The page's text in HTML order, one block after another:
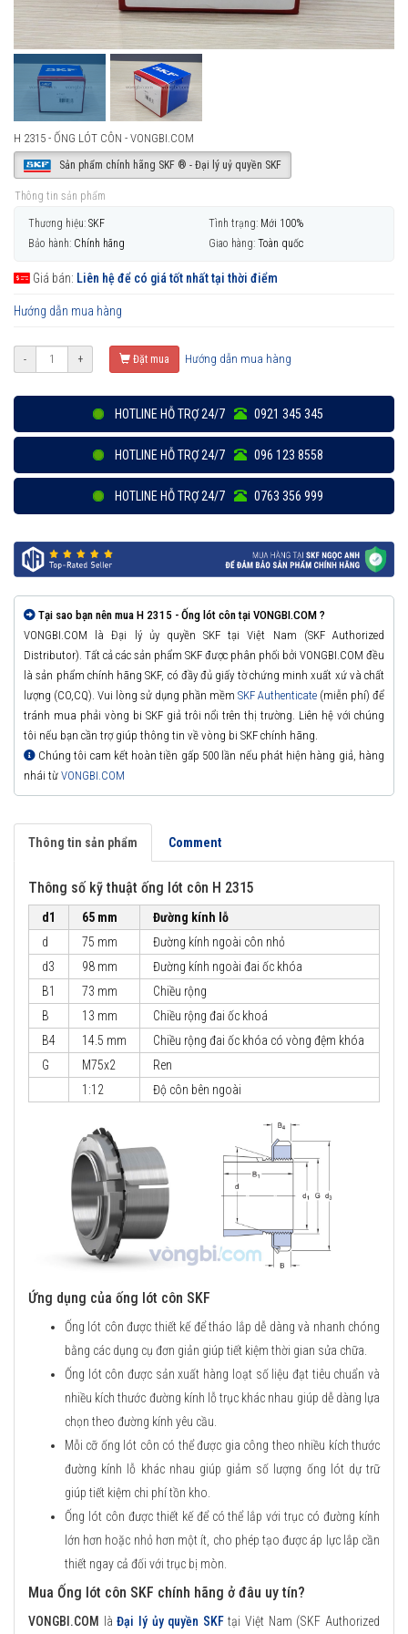
H 2315 - ỐNG LÓT CÔN - VONGBI.COM
Sản phẩm chính hãng SKF ® - Đại lý uỷ quyền SKF
Thông tin sản phẩm
Thương hiệu: SKF Tình trạng: Mới 100%
Bảo hành: Chính hãng Giao hàng: Toàn quốc
Giá bán: Liên hệ để có giá tốt nhất tại thời điểm
Hướng dẫn mua hàng
- + Đặt mua Hướng dẫn mua hàng
HOTLINE HỖ TRỢ 24/7 0921 345 345
HOTLINE HỖ TRỢ 24/7 096 123 8558
HOTLINE HỖ TRỢ 24/7 0763 356 999
Tại sao bạn nên mua H 2315 - Ống lót côn tại VONGBI.COM ?
VONGBI.COM là Đại lý ủy quyền SKF tại Việt Nam (SKF Authorized
Distributor). Tất cả các sản phẩm SKF được phân phối bởi VONGBI.COM đều
là sản phẩm chính hãng SKF, có đầy đủ giấy tờ chứng minh xuất xứ và chất
lượng (CO,CQ). Vui lòng sử dụng phần mềm SKF Authenticate (miễn phí) để
tránh mua phải vòng bi SKF giả trôi nổi trên thị trường. Liên hệ với chúng
tôi nếu bạn cần trợ giúp thông tin về vòng bi SKF chính hãng.
Chúng tôi cam kết hoàn tiền gấp 500 lần nếu phát hiện hàng giả, hàng
nhái từ VONGBI.COM
Thông tin sản phẩm Comment
Thông số kỹ thuật ống lót côn H 2315
d1 65 mm
Đường kính lỗ
d
75 mm
Đường kính ngoài côn nhỏ
d3
98 mm
Đường kính ngoài đai ốc khóa
B1
73 mm
Chiều rộng
B
13 mm
Chiều rộng đai ốc khoá
B4
14.5 mm
Chiều rộng đai ốc khóa có vòng đệm khóa
G
M75x2
Ren
1:12
Độ côn bên ngoài
Ứng dụng của ống lót côn SKF
Ống lót côn được thiết kế để tháo lắp dễ dàng và nhanh chóng
bằng các dụng cụ đơn giản giúp tiết kiệm thời gian sửa chữa.
Ống lót côn được sản xuất hàng loạt số liệu đạt tiêu chuẩn và
nhiều kích thước đường kính lỗ trục khác nhau giúp dễ dàng lựa
chọn theo đường kính yêu cầu.
Mỗi cỡ ống lót côn có thể được gia công theo nhiều kích thước
đường kính lỗ khác nhau giúp giảm số lượng ống lót dự trữ
giúp tiết kiệm chi phí tồn kho.
Ống lót côn được thiết kế để có thể lắp với trục có đường kính
lớn hơn hoặc nhỏ hơn một ít, cho phép tạo được áp lực lắp cần
thiết ngay cả đối với trục bị mòn.
Mua Ống lót côn SKF chính hãng ở đâu uy tín?
VONGBI.COM làĐại lý ủy quyền SKFtại Việt Nam (SKF Authorized